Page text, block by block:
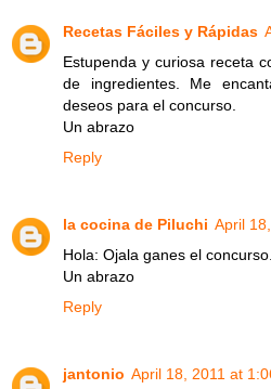
Recetas Fáciles y Rápidas
Estupenda y curiosa receta
de ingredientes. Me
deseos para el concurso.
Un abrazo
Reply
la cocina de Piluchi April
Hola: Ojala ganes el
Un abrazo
Reply
jantonio April 18, 2011 at